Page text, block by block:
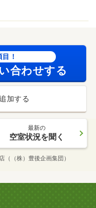
！
合わせする
加する
最新の
空室状況を聞く
（株）豊後企画集団）